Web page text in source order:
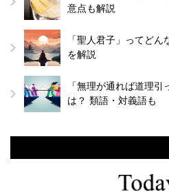
意点も解説
「聖人君子」ってど
を解説
「無理が通れば道理
は？ 類語・対義語も